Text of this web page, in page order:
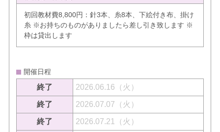
初回教材費8,800円：針3本、糸8本、下絵付き布、掛け
糸 ※お持ちのものがありましたら差し引き致します ※
枠は貸出します
開催日程
終了 2026.06.16（火）
終了 2026.07.07（火）
終了 2026.07.21（火）